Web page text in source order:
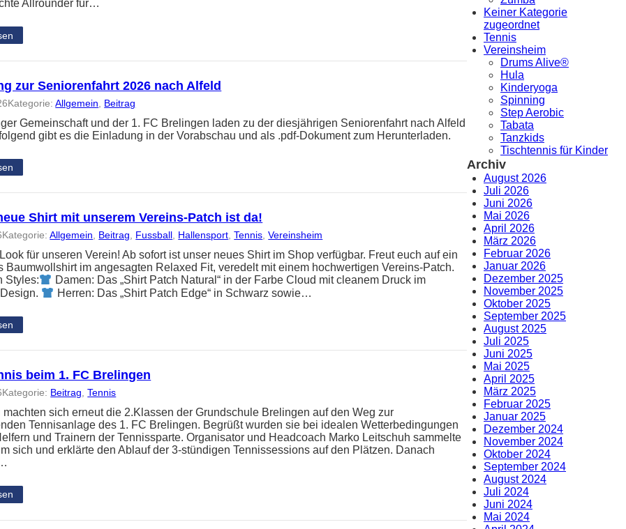
Allrounder für…
zur Seniorenfahrt 2026 nach Alfeld
Kategorie:Allgemein Beitrag
Gemeinschaft und der 1. FC Brelingen laden zu der diesjährigen Seniorenfahrt nach Alfeld
gibt es die Einladung in der Vorabschau und als .pdf-Dokument zum Herunterladen.
Shirt mit unserem Vereins-Patch ist da!
Kategorie:Allgemein Beitrag Fussball Hallensport , Tennis , Vereinsheim
für unseren Verein! Ab sofort ist unser neues Shirt im Shop verfügbar. Freut euch auf ein
Baumwollshirt im angesagten Relaxed Fit, veredelt mit einem hochwertigen Vereins-Patch.
Styles:
Damen: Das „Shirt Patch Natural“ in der Farbe Cloud mit cleanem Druck im
Herren: Das „Shirt Patch Edge“ in Schwarz sowie…
beim 1. FC Brelingen
Kategorie: Beitrag, Tennis
machten sich erneut die 2.Klassen der Grundschule Brelingen auf den Weg zur
Tennisanlage des 1. FC Brelingen. Begrüßt wurden sie bei idealen Wetterbedingungen
und Trainern der Tennissparte. Organisator und Headcoach Marko Leitschuh sammelte
sich und erklärte den Ablauf der 3-stündigen Tennissessions auf den Plätzen. Danach
Keiner Kategorie
zugeordnet
Tennis
Vereinsheim
Drums Alive®
Hula
Kinderyoga
Spinning
Step Aerobic
Tabata
Tanzkids
Tischtennis für Kinder
Archiv
August 2026
Juli 2026
Juni 2026
Mai 2026
April 2026
März 2026
Februar 2026
Januar 2026
Dezember 2025
November 2025
Oktober 2025
September 2025
August 2025
Juli 2025
Juni 2025
Mai 2025
April 2025
März 2025
Februar 2025
Januar 2025
Dezember 2024
November 2024
Oktober 2024
September 2024
August 2024
Juli 2024
Juni 2024
Mai 2024